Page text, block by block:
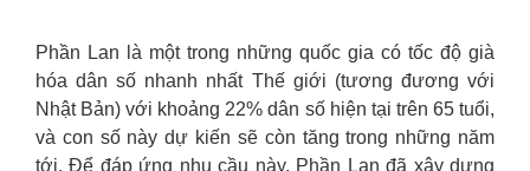
Phần Lan là một trong những quốc gia có tốc độ già
hóa dân số nhanh nhất Thế giới (tương đương với
Nhật Bản) với khoảng 22% dân số hiện tại trên 65 tuổi,
và con số này dự kiến sẽ còn tăng trong những năm
tới. Để đáp ứng nhu cầu này, Phần Lan đã xây dựng